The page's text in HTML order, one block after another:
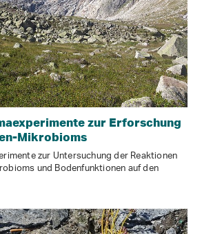
zur Erforschung
Mikrobioms
zur Untersuchung der Reaktionen
und Bodenfunktionen auf den